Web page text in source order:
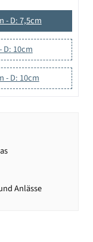
- D: 7,5cm
D: 10cm
- D: 10cm
Anlässe